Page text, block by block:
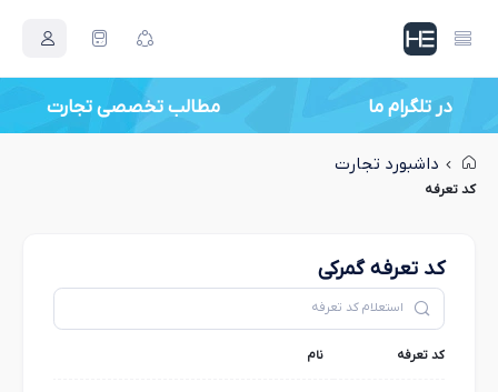
در تلگرام ما
داشبورد تجارت
کد تعرفه
کد تعرفه گمرکی
کد تعرفه نام